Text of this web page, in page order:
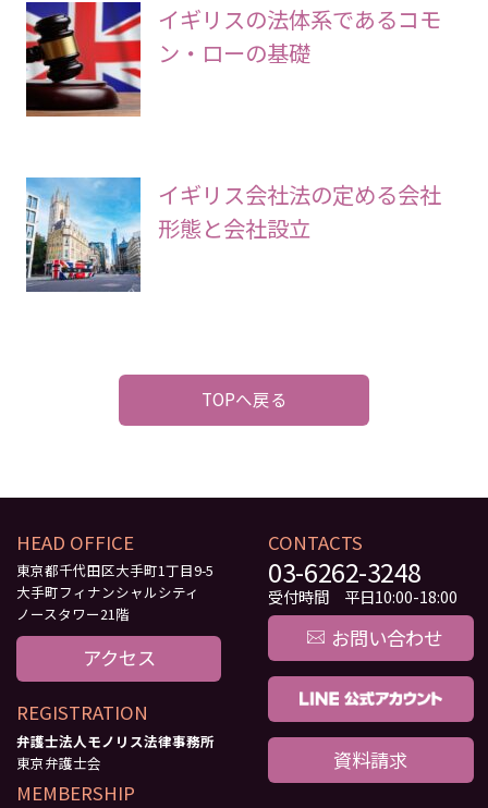
イギリスの法体系であるコモ
ン・ローの基礎
イギリス会社法の定める会社
形態と会社設立
TOPへ戻る
HEAD OFFICE
東京都千代田区大手町1丁目9-5
大手町フィナンシャルシティ
ノースタワー21階
アクセス
REGISTRATION
弁護士法人モノリス法律事務所
東京弁護士会
MEMBERSHIP
CONTACTS
03-6262-3248
受付時間 平日10:00-18:00
お問い合わせ
資料請求